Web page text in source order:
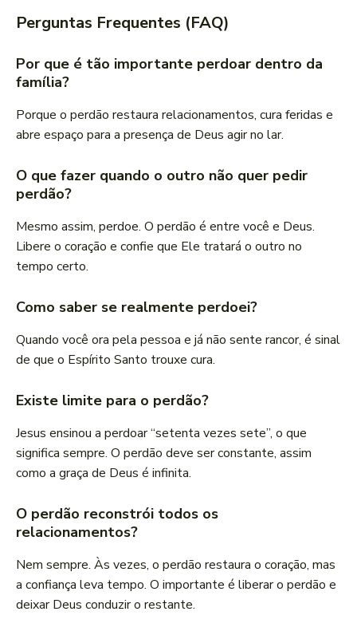
Perguntas Frequentes (FAQ)
Por que é tão importante perdoar dentro da
família?
Porque o perdão restaura relacionamentos, cura feridas e
abre espaço para a presença de Deus agir no lar.
O que fazer quando o outro não quer pedir
perdão?
Mesmo assim, perdoe. O perdão é entre você e Deus.
Libere o coração e confie que Ele tratará o outro no
tempo certo.
Como saber se realmente perdoei?
Quando você ora pela pessoa e já não sente rancor, é sinal
de que o Espírito Santo trouxe cura.
Existe limite para o perdão?
Jesus ensinou a perdoar “setenta vezes sete”, o que
significa sempre. O perdão deve ser constante, assim
como a graça de Deus é infinita.
O perdão reconstrói todos os
relacionamentos?
Nem sempre. Às vezes, o perdão restaura o coração, mas
a confiança leva tempo. O importante é liberar o perdão e
deixar Deus conduzir o restante.